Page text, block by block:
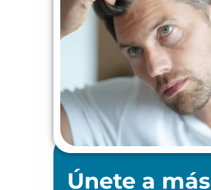
Únete a más